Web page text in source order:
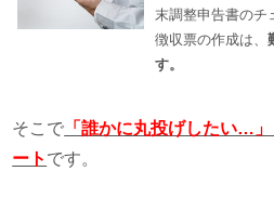
末調整申告書のチ
徴収票の作成は、
す。
そこで 「誰かに丸投げしたい…
ート です。